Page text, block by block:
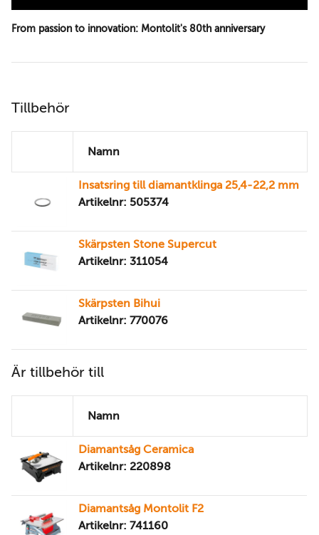
From passion to innovation: Montolit's 80th anniversary
Tillbehör
Namn
Insatsring till diamantklinga 25,4-22,2 mm
Artikelnr: 505374
Skärpsten Stone Supercut
Artikelnr: 311054
Skärpsten Bihui
Artikelnr: 770076
Är tillbehör till
Namn
Diamantsåg Ceramica
Artikelnr: 220898
Diamantsåg Montolit F2
Artikelnr: 741160